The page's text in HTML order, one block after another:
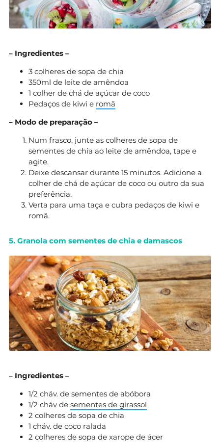
– Ingredientes –
3 colheres de sopa de chia
350ml de leite de amêndoa
1 colher de chá de açúcar de coco
Pedaços de kiwi e romã
– Modo de preparação –
Num frasco, junte as colheres de sopa de
sementes de chia ao leite de amêndoa, tape e
agite.
Deixe descansar durante 15 minutos. Adicione a
colher de chá de açúcar de coco ou outro da sua
preferência.
Verta para uma taça e cubra pedaços de kiwi e
romã.
5. Granola com sementes de chia e damascos
– Ingredientes –
1/2 cháv. de sementes de abóbora
1/2 cháv de sementes de girassol
2 colheres de sopa de chia
1 cháv. de coco ralada
2 colheres de sopa de xarope de ácer